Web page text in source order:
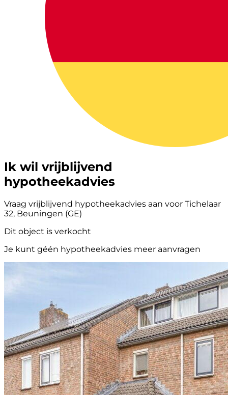
Ik wil vrijblijvend
hypotheekadvies
Vraag vrijblijvend hypotheekadvies aan voor Tichelaar
32, Beuningen (GE)
Dit object is verkocht
Je kunt géén hypotheekadvies meer aanvragen